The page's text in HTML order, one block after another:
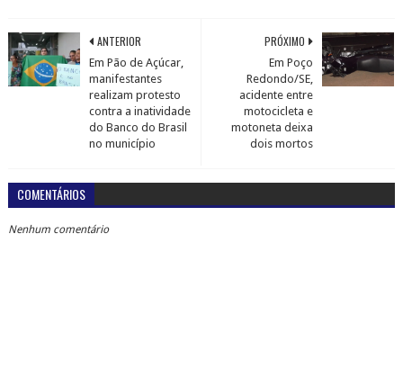
PRÓXIMO
Em Poço
Redondo/SE,
acidente entre
motocicleta e
motoneta deixa
dois mortos
ANTERIOR
Em Pão de Açúcar,
manifestantes
realizam protesto
contra a inatividade
do Banco do Brasil
no município
COMENTÁRIOS
Nenhum comentário